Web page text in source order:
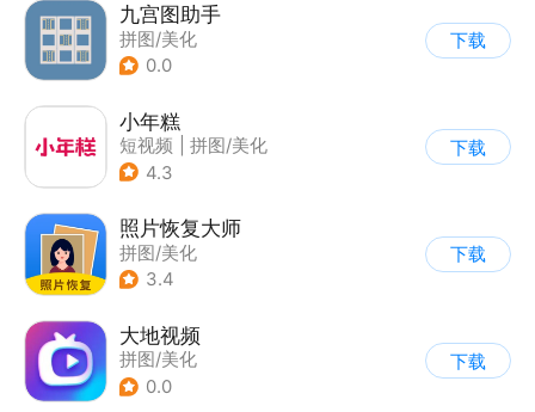
九宫图助手
拼图/美化
0.0
下载
小年糕
短视频
拼图/美化
4.3
下载
照片恢复大师
拼图/美化
3.4
下载
大地视频
拼图/美化
0.0
下载